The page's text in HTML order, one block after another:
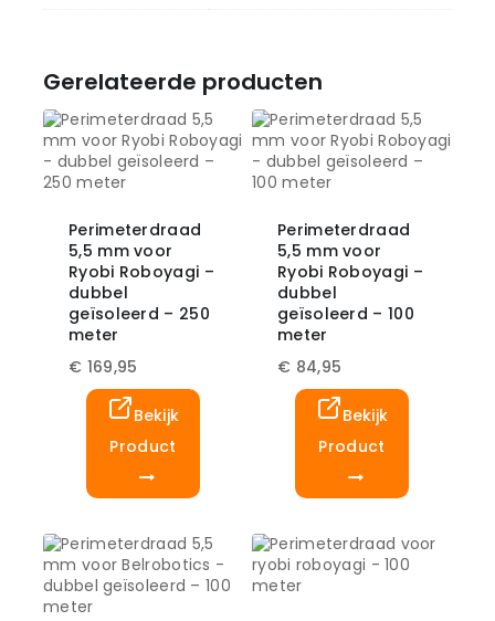
Gerelateerde producten
Perimeterdraad
5,5 mm voor
Ryobi Roboyagi –
dubbel
geïsoleerd – 250
meter
€ 169,95
Bekijk
Product
Perimeterdraad
5,5 mm voor
Ryobi Roboyagi –
dubbel
geïsoleerd – 100
meter
€ 84,95
Bekijk
Product